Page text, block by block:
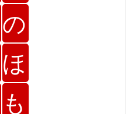
の
ほ
も